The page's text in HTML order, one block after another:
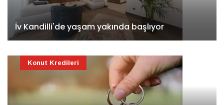
İv Kandilli'de yaşam yakında başlıyor
Konut Kredileri